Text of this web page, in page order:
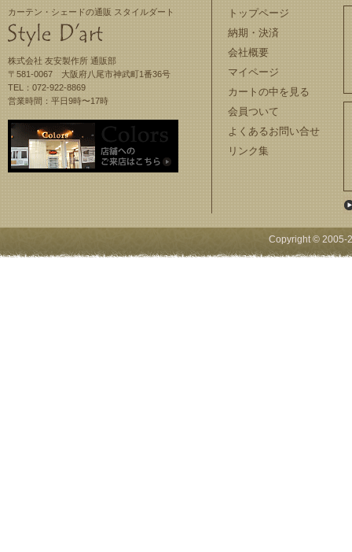
カーテン・シェードの通販 スタイルダート
株式会社 友安製作所 通販部
〒581-0067 大阪府八尾市神武町1番36号
TEL：072-922-8869
営業時間：平日9時〜17時
トップページ
納期・決済
会社概要
マイページ
カートの中を見る
会員ついて
よくあるお問い合せ
リンク集
Copyright © 2005-